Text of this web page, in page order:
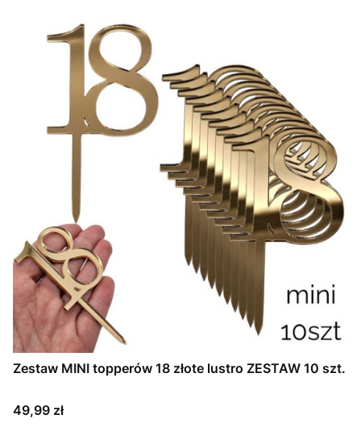
Zestaw MINI topperów 18 złote lustro ZESTAW 10 szt.
Cena
49,99 zł